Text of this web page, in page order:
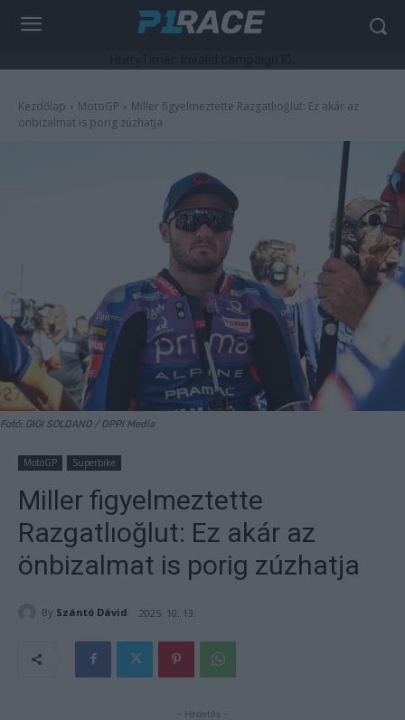
Kezdőlap MotoGP
Miller figyelmeztette Razgatlıoğlut: Ez akár az
önbizalmat is porig zúzhatja
Fotó: GIGI SOLDANO / DPPI Media
MotoGP Superbike
Miller figyelmeztette
Razgatlıoğlut: Ez akár az
önbizalmat is porig zúzhatja
By Szántó Dávid 2025. 10. 13.
- Hirdetés -